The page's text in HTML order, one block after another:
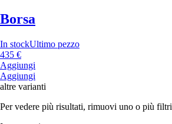
Borsa
In stockUltimo pezzo
435 €
Aggiungi
Aggiungi
altre varianti
Per vedere più risultati, rimuovi uno o più filtri